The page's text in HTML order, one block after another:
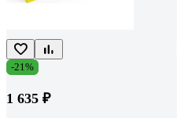
-21%
1 635 ₽